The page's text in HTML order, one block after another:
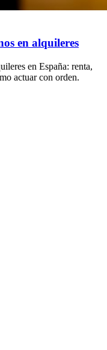
en alquileres
en España: renta,
actuar con orden.